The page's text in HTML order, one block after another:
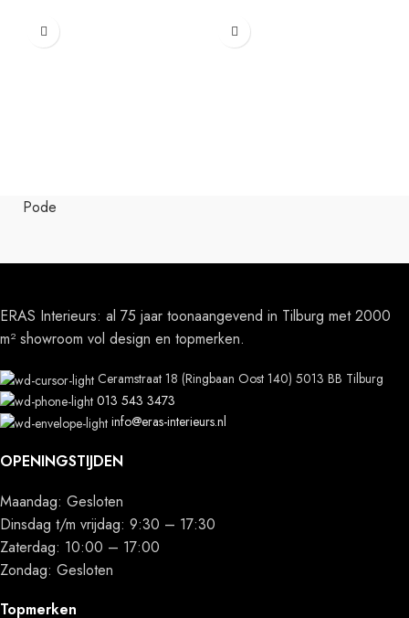
Pode
ERAS Interieurs: al 75 jaar toonaangevend in Tilburg met 2000
m² showroom vol design en topmerken.
Ceramstraat 18 (Ringbaan Oost 140) 5013 BB Tilburg
013 543 3473
info@eras-interieurs.nl
OPENINGSTIJDEN
Maandag: Gesloten
Dinsdag t/m vrijdag: 9:30 – 17:30
Zaterdag: 10:00 – 17:00
Zondag: Gesloten
Topmerken